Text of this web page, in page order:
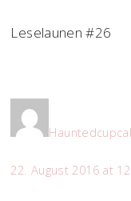
Leselaunen #26
22. August 2016 at